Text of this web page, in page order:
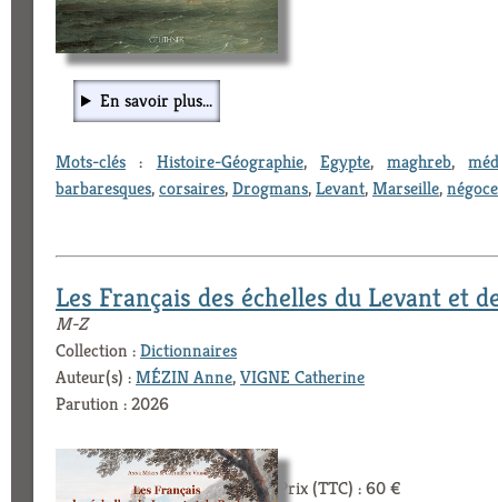
En savoir plus...
Mots-clés : Histoire-Géographie, Egypte,maghreb,
barbaresques,corsaires,Drogmans,Levant,Marseille,négoce
Les Français des échelles du Levant et
M-Z
Collection :Dictionnaires
Auteur(s) :MÉZIN Anne,VIGNE Catherine
Parution : 2026
Prix (TTC) : 60 €